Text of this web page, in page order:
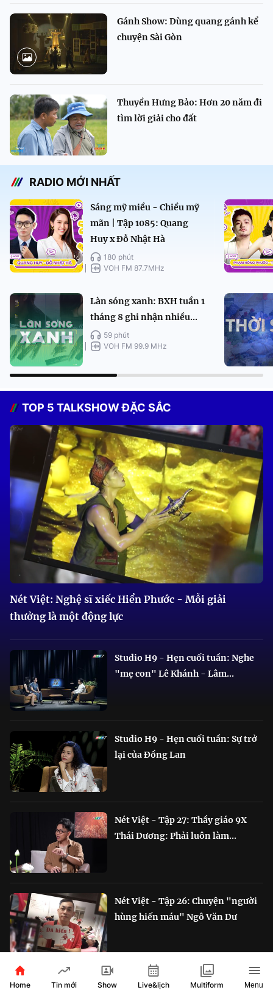
Gánh Show: Dùng quang gánh kể
chuyện Sài Gòn
Thuyền Hưng Bảo: Hơn 20 năm đi
tìm lời giải cho đất
RADIO MỚI NHẤT
Sáng mỹ miều - Chiều mỹ
mãn | Tập 1085: Quang
Huy x Đỗ Nhật Hà
180 phút
VOH FM 87.7MHz
Làn sóng xanh: BXH tuần 1
tháng 8 ghi nhận nhiều...
59 phút
VOH FM 99.9 MHz
TOP 5 TALKSHOW ĐẶC SẮC
Nét Việt: Nghệ sĩ xiếc Hiển Phước - Mỗi giải
thưởng là một động lực
Studio H9 - Hẹn cuối tuần: Nghe
"mẹ con" Lê Khánh - Lâm...
Studio H9 - Hẹn cuối tuần: Sự trở
lại của Đồng Lan
Nét Việt - Tập 27: Thầy giáo 9X
Thái Dương: Phải luôn làm...
Nét Việt - Tập 26: Chuyện "người
hùng hiến máu" Ngô Văn Dư
RADIO ĐẶC SẮC
Home Tin mới Show Live&lịch Multiform Menu